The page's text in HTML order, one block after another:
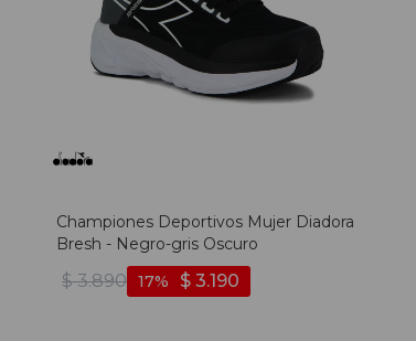
Championes Deportivos Mujer Diadora
Bresh - Negro-gris Oscuro
$ 3.890 $ 3.190
17